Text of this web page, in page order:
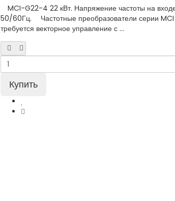
MCI-G22-4 22 кВт. Напряжение частоты на
50/60Гц. Частотные преобразователи серии MCI
требуется векторное управление с ...